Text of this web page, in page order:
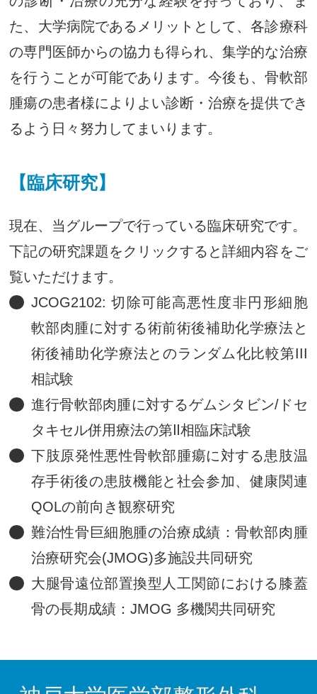
た、大学病院であるメリットとして、各診療科
の専門医師からの協力も得られ、集学的な治療
を行うことが可能であります。今後も、骨軟部
腫瘍の患者様によりよい診断・治療を提供でき
るよう日々努力してまいります。
【臨床研究】
現在、当グループで行っている臨床研究です。
下記の研究課題をクリックすると詳細内容をご
覧いただけます。
JCOG2102: 切除可能高悪性度非円形細胞
軟部肉腫に対する術前術後補助化学療法と
術後補助化学療法とのランダム化比較第III
相試験
進行骨軟部肉腫に対するゲムシタビン/ドセ
タキセル併用療法の第Ⅱ相臨床試験
下肢原発性悪性骨軟部腫瘍に対する患肢温
存手術後の患肢機能と社会参加、健康関連
QOLの前向き観察研究
難治性骨巨細胞腫の治療成績：骨軟部肉腫
治療研究会(JMOG)多施設共同研究
大腿骨遠位部置換型人工関節における膝蓋
骨の長期成績：JMOG 多機関共同研究